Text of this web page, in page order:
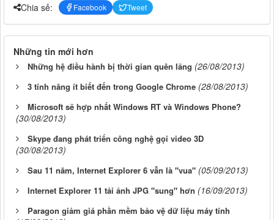
Chia sẻ: Facebook Tweet
Những tin mới hơn
Những hệ điều hành bị thời gian quên lãng (26/08/2013)
3 tính năng ít biết đến trong Google Chrome (28/08/2013)
Microsoft sẽ hợp nhất Windows RT và Windows Phone?
(30/08/2013)
Skype đang phát triển công nghệ gọi video 3D
(30/08/2013)
Sau 11 năm, Internet Explorer 6 vẫn là "vua" (05/09/2013)
Internet Explorer 11 tải ảnh JPG "sung" hơn (16/09/2013)
Paragon giảm giá phần mềm bảo vệ dữ liệu máy tính